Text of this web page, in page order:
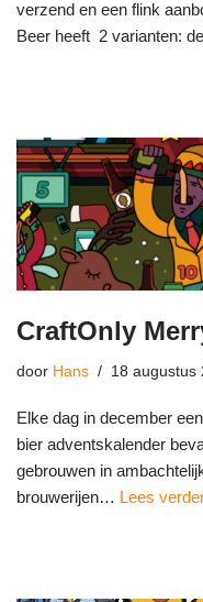
verzend en een flink
Beer heeft 2 varianten:
CraftOnly
door Hans 18 augustus
Elke dag in december
bier adventskalender
gebrouwen in
brouwerijen… Lees